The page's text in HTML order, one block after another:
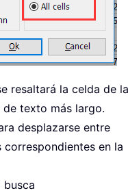
resaltará la celda de la
texto más largo.
desplazarse entre
en la
busca